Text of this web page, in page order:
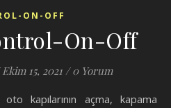
ON-OFF
On-Off
Ekim 15, 2021 / 0 Yorum